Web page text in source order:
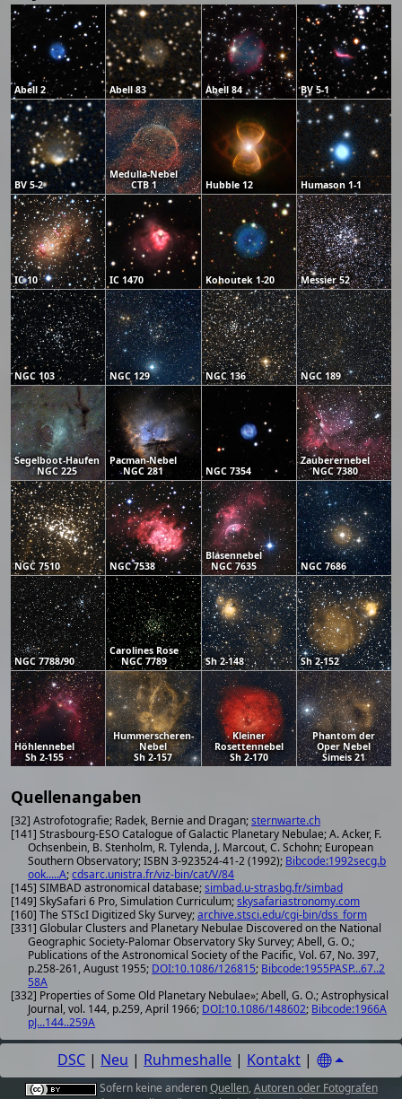
Abell 2 Abell 83 Abell 84 BV 5-1
BV 5-2
Medulla-Nebel
CTB 1
Hubble 12 Humason 1-1
IC 10 IC 1470 Kohoutek 1-20 Messier 52
NGC 103 NGC 129 NGC 136 NGC 189
Segelboot-Haufen
NGC 225
Pacman-Nebel
NGC 281
NGC 7354
Zauberernebel
NGC 7380
NGC 7510 NGC 7538
Blasennebel
NGC 7635
NGC 7686
NGC 7788/90
Carolines Rose
NGC 7789
Sh 2-148 Sh 2-152
Höhlennebel
Sh 2-155
Hummerscheren-
Nebel
Sh 2-157
Kleiner
Rosettennebel
Sh 2-170
Phantom der
Oper Nebel
Simeis 21
Quellenangaben
[32] Astrofotografie; Radek, Bernie and Dragan;sternwarte.ch
[141] Strasbourg-ESO Catalogue of Galactic Planetary Nebulae; A. Acker, F.
Ochsenbein, B. Stenholm, R. Tylenda, J. Marcout, C. Schohn; European
Southern Observatory; ISBN 3-923524-41-2 (1992); Bibcode:1992secg.b
ook.....A;cdsarc.unistra.fr/viz-bin/cat/V/84
[145] SIMBAD astronomical database;simbad.u-strasbg.fr/simbad
[149] SkySafari 6 Pro, Simulation Curriculum;skysafariastronomy.com
[160] The STScI Digitized Sky Survey;archive.stsci.edu/cgi-bin/dss_form
[331] Globular Clusters and Planetary Nebulae Discovered on the National
Geographic Society-Palomar Observatory Sky Survey; Abell, G. O.;
Publications of the Astronomical Society of the Pacific, Vol. 67, No. 397,
p.258-261, August 1955; DOI:10.1086/126815; Bibcode:1955PASP...67..2
58A
[332] Properties of Some Old Planetary Nebulae»; Abell, G. O.; Astrophysical
Journal, vol. 144, p.259, April 1966; DOI:10.1086/148602; Bibcode:1966A
pJ...144..259A
DSC | Neu | Ruhmeshalle | Kontakt |
Sofern keine anderenQuellen, Autoren oder Fotografen